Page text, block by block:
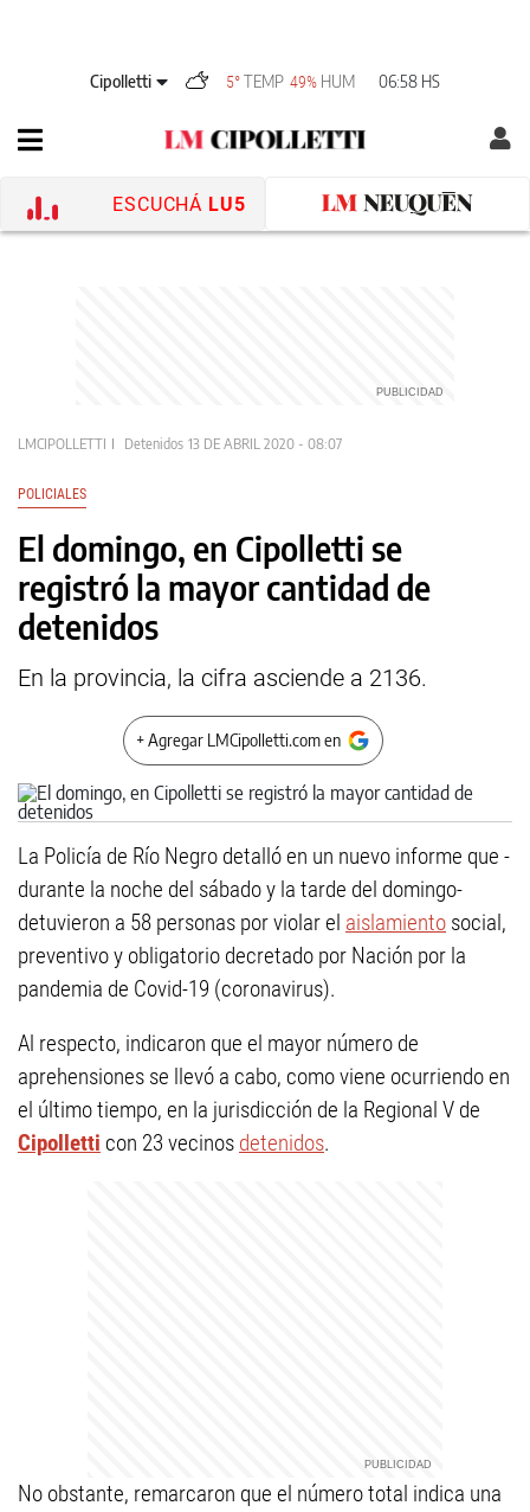
Cipolletti 5°TEMP 49% HUM 06:58 HS
ESCUCHÁ LU5
LMCIPOLLETTI Detenidos 13 DE ABRIL 2020 - 08:07
POLICIALES
El domingo, en Cipolletti se
registró la mayor cantidad de
detenidos
En la provincia, la cifra asciende a 2136.
+ Agregar LMCipolletti.com en
La Policía de Río Negro detalló en un nuevo informe que -
durante la noche del sábado y la tarde del domingo-
detuvieron a 58 personas por violar el aislamiento social,
preventivo y obligatorio decretado por Nación por la
pandemia de Covid-19 (coronavirus).
Al respecto, indicaron que el mayor número de
aprehensiones se llevó a cabo, como viene ocurriendo en
el último tiempo, en la jurisdicción de la Regional V de
Cipolletti con 23 vecinos detenidos.
No obstante, remarcaron que el número total indica una